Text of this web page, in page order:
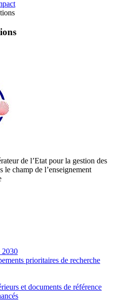
de l’Etat pour la gestion des
le champ de l’enseignement
2030
prioritaires de recherche
et documents de référence